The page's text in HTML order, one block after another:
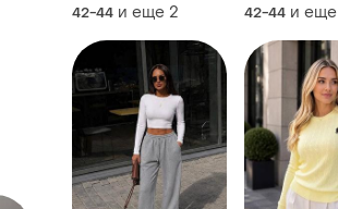
42-44 и еще 2 42-44 и еще